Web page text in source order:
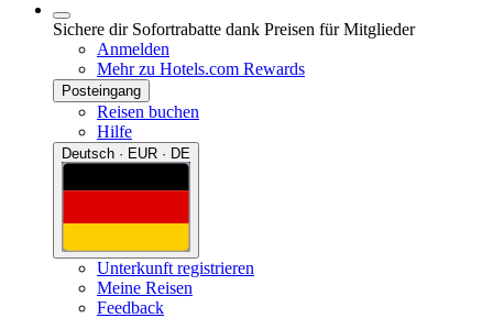
Sichere dir Sofortrabatte dank Preisen für Mitglieder
Anmelden
Mehr zu Hotels.com Rewards
Posteingang
Reisen buchen
Hilfe
Deutsch · EUR · DE
Unterkunft registrieren
Meine Reisen
Feedback